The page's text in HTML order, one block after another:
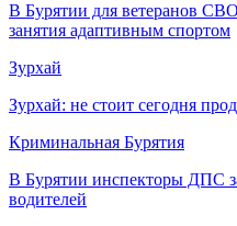
В Бурятии для ветеранов
занятия адаптивным спортом
Зурхай
Зурхай: не стоит сегодня
Криминальная Бурятия
В Бурятии инспекторы ДПС
водителей